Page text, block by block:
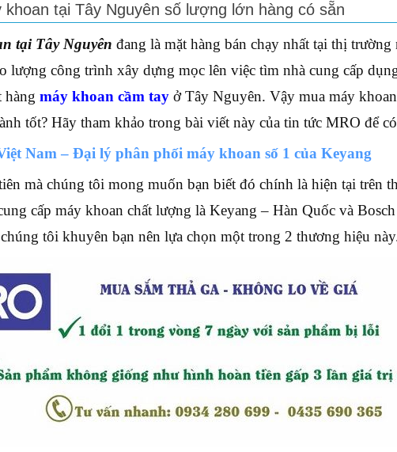
khoan tại Tây Nguyên số lượng lớn hàng có sẵn
tại Tây Nguyên đang là mặt hàng bán chạy nhất tại thị
lượng công trình xây dựng mọc lên việc tìm nhà cung cấp
hàng máy khoan cầm tayở Tây Nguyên. Vậy mua máy
tốt? Hãy tham khảo trong bài viết này của tin tức MRO để
Nam – Đại lý phân phối máy khoan số 1 của Keyang
mà chúng tôi mong muốn bạn biết đó chính là hiện tại trên
cấp máy khoan chất lượng là Keyang – Hàn Quốc và
tôi khuyên bạn nên lựa chọn một trong 2 thương hiệu